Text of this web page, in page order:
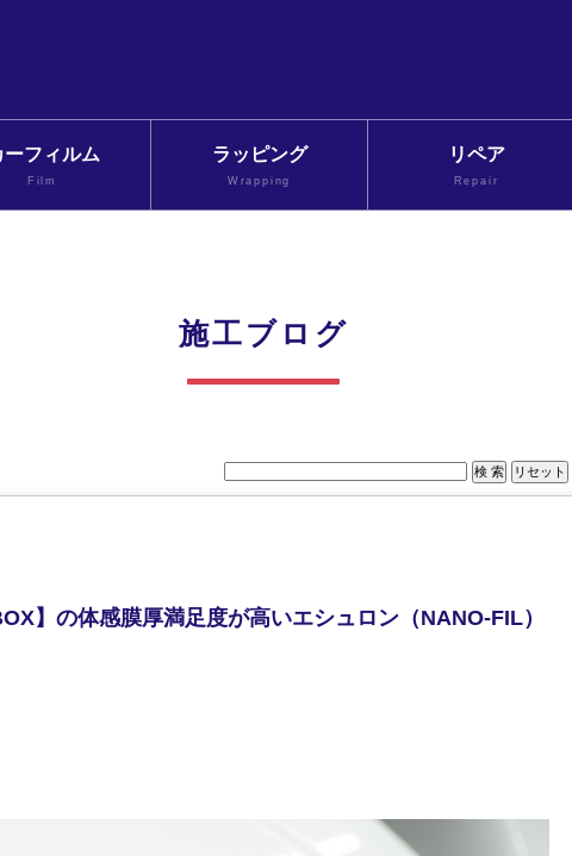
ーフィルム
Film
ラッピング
Wrapping
リペア
Repair
施工ブログ
】の体感膜厚満足度が高いエシュロン（NANO-FIL）